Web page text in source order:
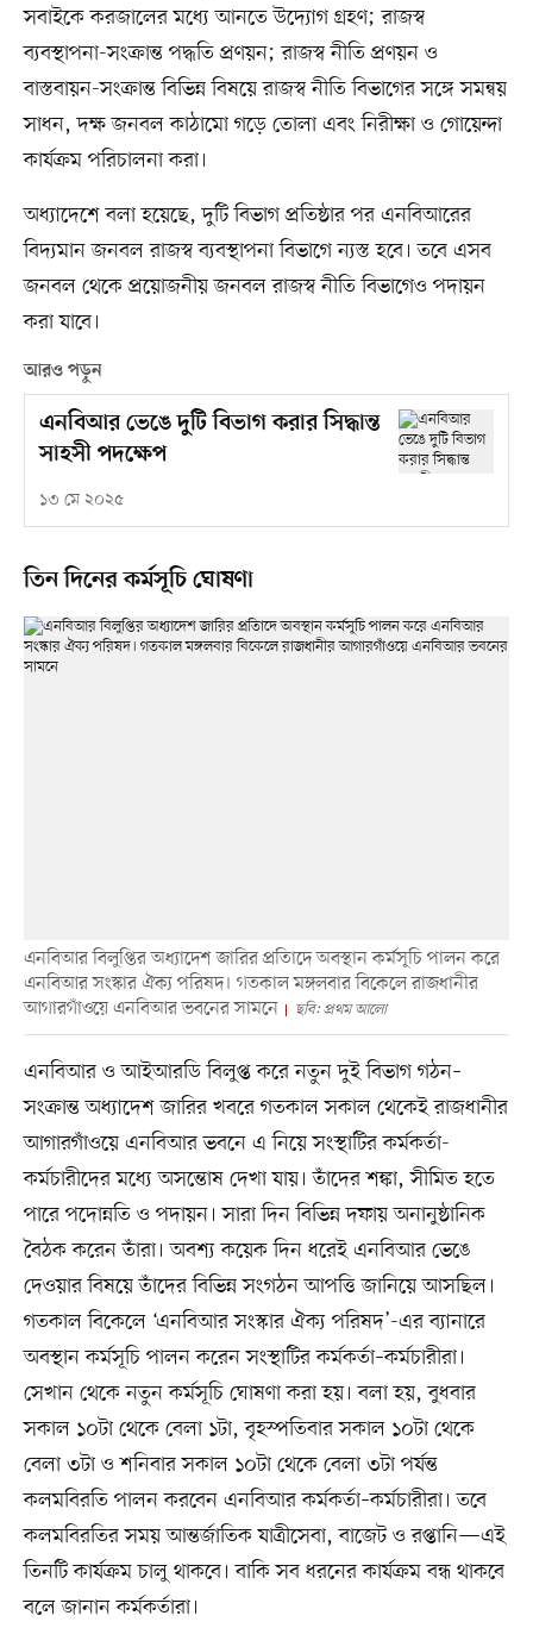
সবাইকে করজালের মধ্যে আনতে উদ্যোগ গ্রহণ; রাজস্ব
ব্যবস্থাপনা-সংক্রান্ত পদ্ধতি প্রণয়ন; রাজস্ব নীতি প্রণয়ন ও
বাস্তবায়ন-সংক্রান্ত বিভিন্ন বিষয়ে রাজস্ব নীতি বিভাগের সঙ্গে সমন্বয়
সাধন, দক্ষ জনবল কাঠামো গড়ে তোলা এবং নিরীক্ষা ও গোয়েন্দা
কার্যক্রম পরিচালনা করা।
অধ্যাদেশে বলা হয়েছে, দুটি বিভাগ প্রতিষ্ঠার পর এনবিআরের
বিদ্যমান জনবল রাজস্ব ব্যবস্থাপনা বিভাগে ন্যস্ত হবে। তবে এসব
জনবল থেকে প্রয়োজনীয় জনবল রাজস্ব নীতি বিভাগেও পদায়ন
করা যাবে।
আরও পড়ুন
এনবিআর ভেঙে দুটি বিভাগ করার সিদ্ধান্ত
সাহসী পদক্ষেপ
১৩ মে ২০২৫
তিন দিনের কর্মসূচি ঘোষণা
এনবিআর বিলুপ্তির অধ্যাদেশ জারির প্রতিাদে অবস্থান কর্মসূচি পালন করে
এনবিআর সংস্কার ঐক্য পরিষদ। গতকাল মঙ্গলবার বিকেলে রাজধানীর
আগারগাঁওয়ে এনবিআর ভবনের সামনে
ছবি: প্রথম আলো
এনবিআর ও আইআরডি বিলুপ্ত করে নতুন দুই বিভাগ গঠন–
সংক্রান্ত অধ্যাদেশ জারির খবরে গতকাল সকাল থেকেই রাজধানীর
আগারগাঁওয়ে এনবিআর ভবনে এ নিয়ে সংস্থাটির কর্মকর্তা-
কর্মচারীদের মধ্যে অসন্তোষ দেখা যায়। তাঁদের শঙ্কা, সীমিত হতে
পারে পদোন্নতি ও পদায়ন। সারা দিন বিভিন্ন দফায় অনানুষ্ঠানিক
বৈঠক করেন তাঁরা। অবশ্য কয়েক দিন ধরেই এনবিআর ভেঙে
দেওয়ার বিষয়ে তাঁদের বিভিন্ন সংগঠন আপত্তি জানিয়ে আসছিল।
গতকাল বিকেলে ‘এনবিআর সংস্কার ঐক্য পরিষদ’-এর ব্যানারে
অবস্থান কর্মসূচি পালন করেন সংস্থাটির কর্মকর্তা–কর্মচারীরা।
সেখান থেকে নতুন কর্মসূচি ঘোষণা করা হয়। বলা হয়, বুধবার
সকাল ১০টা থেকে বেলা ১টা, বৃহস্পতিবার সকাল ১০টা থেকে
বেলা ৩টা ও শনিবার সকাল ১০টা থেকে বেলা ৩টা পর্যন্ত
কলমবিরতি পালন করবেন এনবিআর কর্মকর্তা–কর্মচারীরা। তবে
কলমবিরতির সময় আন্তর্জাতিক যাত্রীসেবা, বাজেট ও রপ্তানি—এই
তিনটি কার্যক্রম চালু থাকবে। বাকি সব ধরনের কার্যক্রম বন্ধ থাকবে
বলে জানান কর্মকর্তারা।